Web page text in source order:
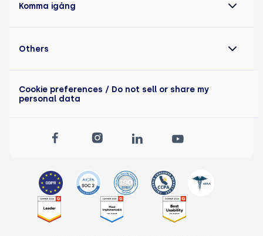
Komma igång
Others
Cookie preferences / Do not sell or share my
personal data